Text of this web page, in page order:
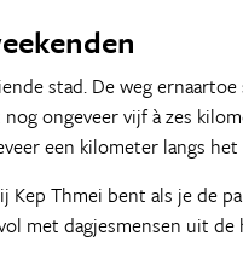
stad. De weg
ongeveer vijf à zes
een kilometer langs
Kep Thmei bent als je de
met dagjesmensen uit